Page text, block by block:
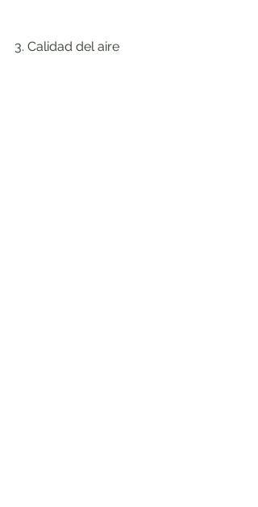
3. Calidad del aire